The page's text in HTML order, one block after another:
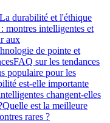
La durabilité et l'éthique
montres intelligentes et
aux
de pointe et
FAQ sur les tendances
populaire pour les
est-elle importante
changent-elles
Quelle est la meilleure
rares ?